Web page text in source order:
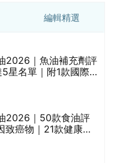
編輯精選
2026｜魚油補充劑評
星名單｜附1款國際
2026｜50款食油評
致癌物｜21款健康煮